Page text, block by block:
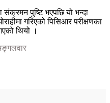
संक्रमन पुष्टि भएपछि यो भन्दा
गरिएको पिसिआर परीक्षणका
थियो ।